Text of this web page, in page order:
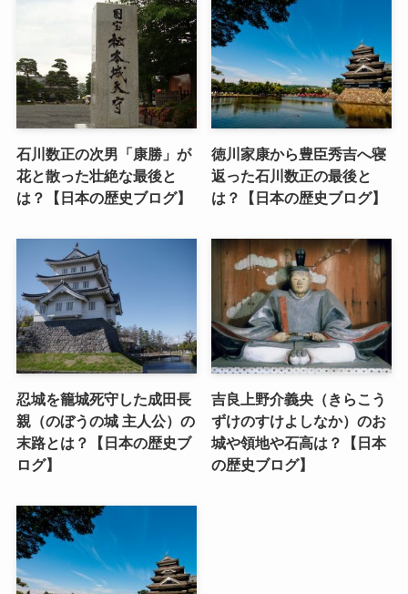
石川数正の次男「康勝」が
花と散った壮絶な最後と
は？【日本の歴史ブログ】
徳川家康から豊臣秀吉へ寝
返った石川数正の最後と
は？【日本の歴史ブログ】
忍城を籠城死守した成田長
親（のぼうの城 主人公）の
末路とは？【日本の歴史ブ
ログ】
吉良上野介義央（きらこう
ずけのすけよしなか）のお
城や領地や石高は？【日本
の歴史ブログ】